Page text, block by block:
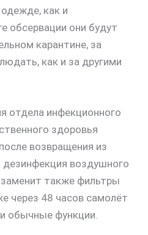
как и
обсервации они будут
карантине, за
как и за другими
отдела инфекционного
здоровья
возвращения из
воздушного
заменит также фильтры
через 48 часов самолёт
обычные функции.